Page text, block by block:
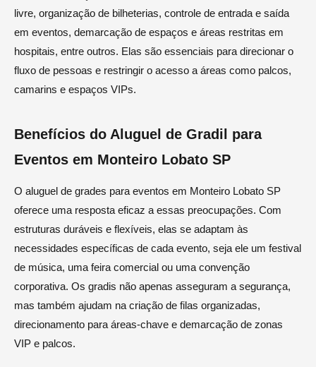
livre, organização de bilheterias, controle de entrada e saída
em eventos, demarcação de espaços e áreas restritas em
hospitais, entre outros. Elas são essenciais para direcionar o
fluxo de pessoas e restringir o acesso a áreas como palcos,
camarins e espaços VIPs.
Benefícios do Aluguel de Gradil para
Eventos em Monteiro Lobato SP
O aluguel de grades para eventos em Monteiro Lobato SP
oferece uma resposta eficaz a essas preocupações. Com
estruturas duráveis e flexíveis, elas se adaptam às
necessidades específicas de cada evento, seja ele um festival
de música, uma feira comercial ou uma convenção
corporativa. Os gradis não apenas asseguram a segurança,
mas também ajudam na criação de filas organizadas,
direcionamento para áreas-chave e demarcação de zonas
VIP e palcos.